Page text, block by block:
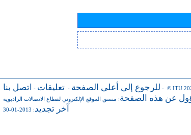
للرجوع إلى أعلى الصفحة - تعليقات - اتصل بنا - © ITU
عن هذه الصفحة: منسق الموقع الإلكتروني لقطاع الاتصالات الراديوية
آخر تجديد: 2013-01-30